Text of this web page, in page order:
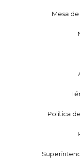
Mesa
Política